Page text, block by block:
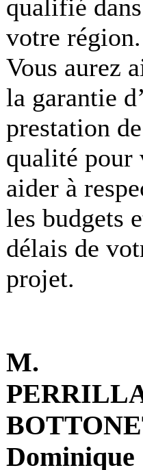
qualifié dans
votre région.
Vous aurez
la garantie
prestation de
qualité pour
aider à
les budgets
délais de
projet.
M.
Dominique